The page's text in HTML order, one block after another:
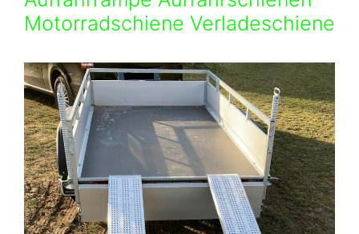
Motorradschiene Verladeschiene